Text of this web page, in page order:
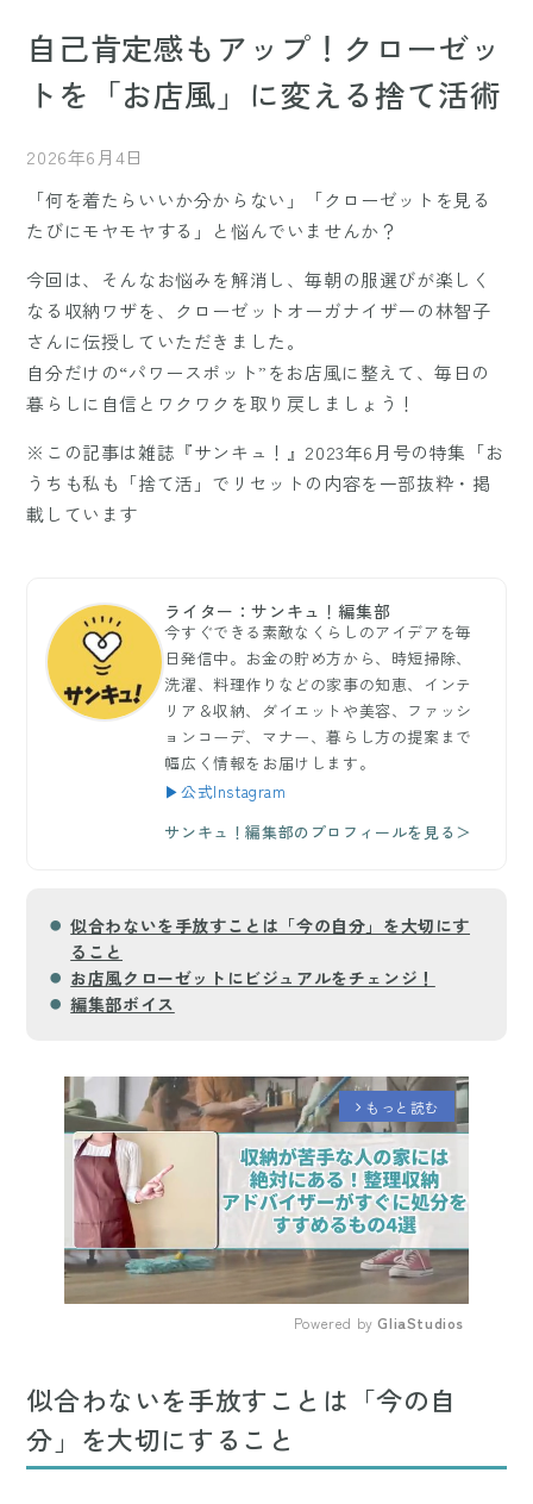
自己肯定感もアップ！クローゼッ
トを「お店風」に変える捨て活術
2026年6月4日
「何を着たらいいか分からない」「クローゼットを見る
たびにモヤモヤする」と悩んでいませんか？
今回は、そんなお悩みを解消し、毎朝の服選びが楽しく
なる収納ワザを、クローゼットオーガナイザーの林智子
さんに伝授していただきました。
自分だけの“パワースポット”をお店風に整えて、毎日の
暮らしに自信とワクワクを取り戻しましょう！
※この記事は雑誌『サンキュ！』2023年6月号の特集「お
うちも私も「捨て活」でリセットの内容を一部抜粋・掲
載しています
ライター：サンキュ！編集部
今すぐできる素敵なくらしのアイデアを毎
日発信中。お金の貯め方から、時短掃除、
洗濯、料理作りなどの家事の知恵、インテ
リア＆収納、ダイエットや美容、ファッシ
ョンコーデ、マナー、暮らし方の提案まで
幅広く情報をお届けします。
▶公式Instagram
サンキュ！編集部のプロフィールを見る＞
似合わないを手放すことは「今の自分」を大切にす
ること
お店風クローゼットにビジュアルをチェンジ！
編集部ボイス
arrow_forward_ios もっと読む
Powered by GliaStudios
似合わないを手放すことは「今の自
分」を大切にすること